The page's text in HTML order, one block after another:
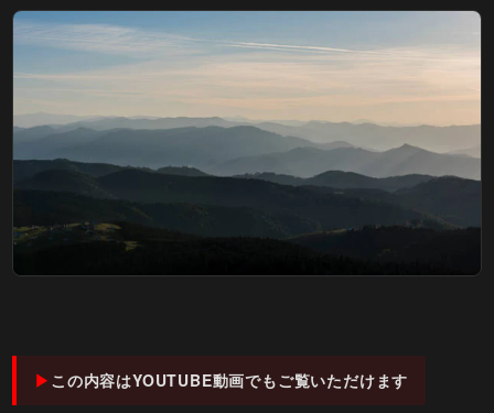
この内容はYOUTUBE動画でもご覧いただけます